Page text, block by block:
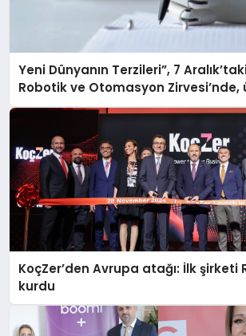
Yeni Dünyanın Terzileri”, 7
Robotik ve Otomasyon Zirvesi’nde,
araya geliyor
KoçZer’den Avrupa atağı: İlk şirketi
kurdu